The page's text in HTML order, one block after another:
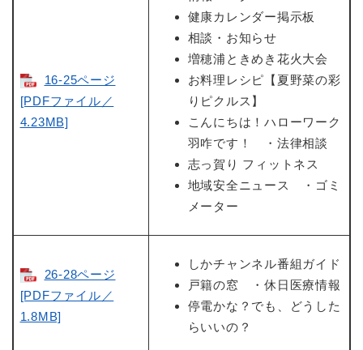
16-25ページ
[PDFファイル／
4.23MB]
健康カレンダー掲示板
相談・お知らせ
増穂浦ときめき花火大会
お料理レシピ【夏野菜の彩
りピクルス】
こんにちは！ハローワーク
羽咋です！ ・法律相談
志っ賀り フィットネス
地域安全ニュース ・ゴミ
メーター
26-28ページ
[PDFファイル／
1.8MB]
しかチャンネル番組ガイド
戸籍の窓 ・休日医療情報
停電かな？でも、どうした
らいいの？